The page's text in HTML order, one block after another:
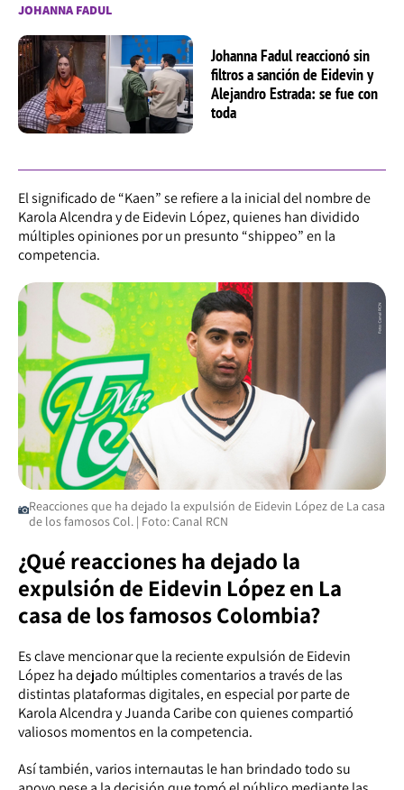
JOHANNA FADUL
Johanna Fadul reaccionó sin
filtros a sanción de Eidevin y
Alejandro Estrada: se fue con
toda
El significado de “Kaen” se refiere a la inicial del nombre de
Karola Alcendra y de Eidevin López, quienes han dividido
múltiples opiniones por un presunto “shippeo” en la
competencia.
Reacciones que ha dejado la expulsión de Eidevin López de La casa
de los famosos Col. | Foto: Canal RCN
¿Qué reacciones ha dejado la
expulsión de Eidevin López en La
casa de los famosos Colombia?
Es clave mencionar que la reciente expulsión de Eidevin
López ha dejado múltiples comentarios a través de las
distintas plataformas digitales, en especial por parte de
Karola Alcendra y Juanda Caribe con quienes compartió
valiosos momentos en la competencia.
Así también, varios internautas le han brindado todo su